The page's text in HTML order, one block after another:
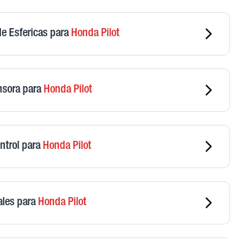
Esfericas para HondaPilot
para HondaPilot
para HondaPilot
para HondaPilot